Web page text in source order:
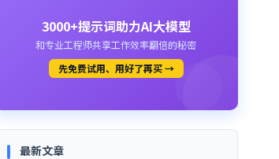
3000+提示词助力AI大模型
和专业工程师共享工作效率翻倍的秘密
先免费试用、用好了再买 →
最新文章